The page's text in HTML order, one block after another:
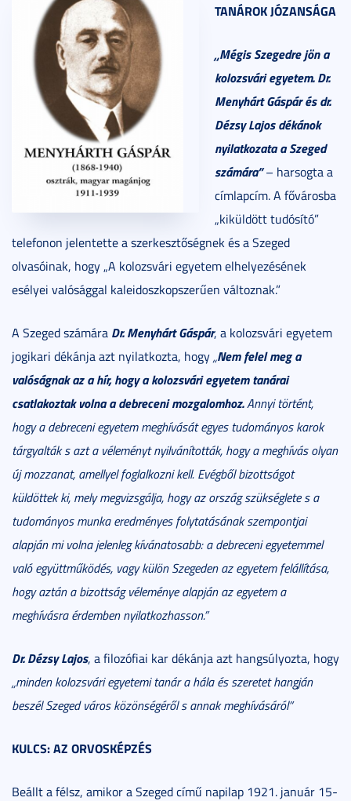
TANÁROK JÓZANSÁGA
„Mégis Szegedre jön a
kolozsvári egyetem. Dr.
Menyhárt Gáspár és dr.
Dézsy Lajos dékánok
nyilatkozata a Szeged
számára”– harsogta a
címlapcím. A fővárosba
„kiküldött tudósító”
telefonon jelentette a szerkesztőségnek és a Szeged
olvasóinak, hogy „A kolozsvári egyetem elhelyezésének
esélyei valósággal kaleidoszkopszerűen változnak.”
A Szeged számára Dr. Menyhárt Gáspár, a kolozsvári egyetem
jogikari dékánja azt nyilatkozta, hogy„Nem felel meg a
valóságnak az a hír, hogy a kolozsvári egyetem tanárai
csatlakoztak volna a debreceni mozgalomhoz.Annyi történt,
hogy a debreceni egyetem meghívását egyes tudományos karok
tárgyalták s azt a véleményt nyilvánították, hogy a meghívás olyan
új mozzanat, amellyel foglalkozni kell. Evégből bizottságot
küldöttek ki, mely megvizsgálja, hogy az ország szükséglete s a
tudományos munka eredményes folytatásának szempontjai
alapján mi volna jelenleg kívánatosabb: a debreceni egyetemmel
való együttműködés, vagy külön Szegeden az egyetem felállítása,
hogy aztán a bizottság véleménye alapján az egyetem a
meghívásra érdemben nyilatkozhasson.”
Dr. Dézsy Lajos, a filozófiai kar dékánja azt hangsúlyozta, hogy
„minden kolozsvári egyetemi tanár a hála és szeretet hangján
beszél Szeged város közönségéről s annak meghívásáról”
KULCS: AZ ORVOSKÉPZÉS
Beállt a félsz, amikor a Szeged című napilap 1921. január 15-